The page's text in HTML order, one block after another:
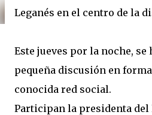
Leganés en el centro de la
Este jueves por la noche,
pequeña discusión en
conocida red social.
Participan la presidenta del